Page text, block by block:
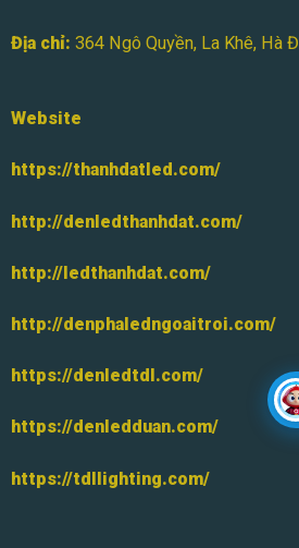
Địa chỉ: 364 Ngô Quyền, La Khê, Hà
Website
https://thanhdatled.com/
http://denledthanhdat.com/
http://ledthanhdat.com/
http://denphaledngoaitroi.com/
https://denledtdl.com/
https://denledduan.com/
https://tdllighting.com/